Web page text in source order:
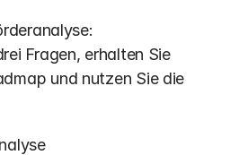
Fragen, erhalten Sie
und nutzen Sie die